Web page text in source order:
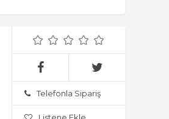
Telefonla Sipariş